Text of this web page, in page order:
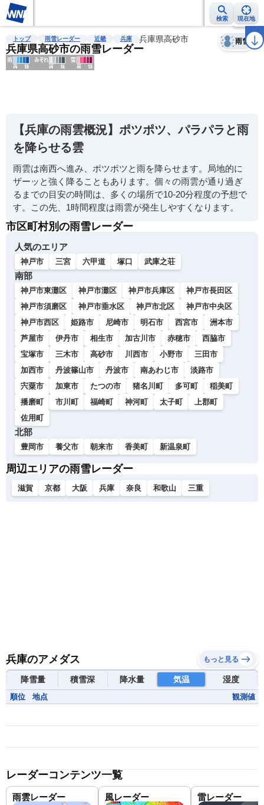
検索 現在地
雨雲レーダー 台風情報 地震情報 警報・注意報 2週間天気 ラ
トップ 雨雪レーダー 近畿 兵庫 兵庫県高砂市
兵庫県高砂市の雨雪レーダー
雨雪
天気 台風
【兵庫の雨雲概況】ポツポツ、パラパラと雨
を降らせる雲
雨雲は南西へ進み、ポツポツと雨を降らせます。局地的に
ザーッと強く降ることもあります。個々の雨雲が通り過ぎ
るまでの目安の時間は、多くの場所で10-20分程度の予想で
す。この先、1時間程度は雨雲が発生しやすくなります。
市区町村別の雨雪レーダー
人気のエリア
神戸市 三宮 六甲道 塚口 武庫之荘
南部
神戸市東灘区 神戸市灘区 神戸市兵庫区
神戸市長田区
神戸市須磨区
神戸市垂水区 神戸市北区
神戸市中央区
神戸市西区
姫路市 尼崎市 明石市 西宮市
洲本市
芦屋市
伊丹市 相生市 加古川市 赤穂市
西脇市
宝塚市
三木市 高砂市 川西市 小野市
三田市
加西市
丹波篠山市 丹波市 南あわじ市
淡路市
宍粟市
加東市 たつの市 猪名川町 多可町
稲美町
播磨町
市川町 福崎町 神河町 太子町
上郡町
佐用町
北部
豊岡市 養父市 朝来市 香美町 新温泉町
周辺エリアの雨雪レーダー
滋賀 京都 大阪 兵庫 奈良 和歌山 三重
兵庫のアメダス もっと見る
降雪量 積雪深 降水量 気温 湿度
順位 地点 観測値
レーダーコンテンツ一覧
雨雲レーダー 風レーダー 雷レーダー